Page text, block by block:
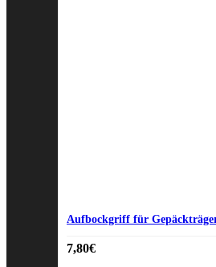
Aufbockgriff für
7,80€